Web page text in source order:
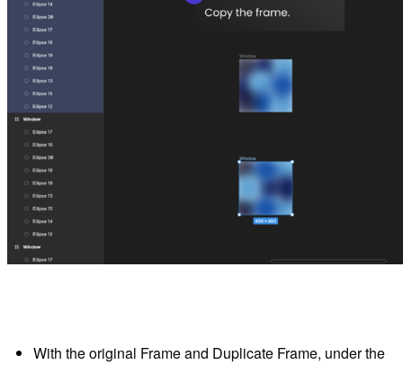
With the original Frame and Duplicate Frame, under the